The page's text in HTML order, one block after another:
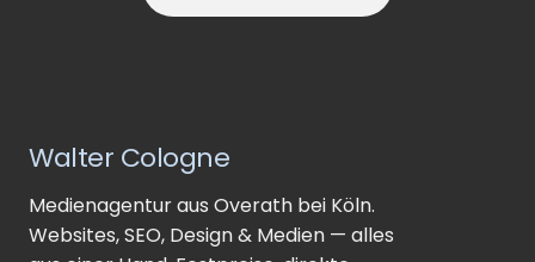
Walter Cologne
Medienagentur aus Overath bei Köln.
Websites, SEO, Design & Medien — alles